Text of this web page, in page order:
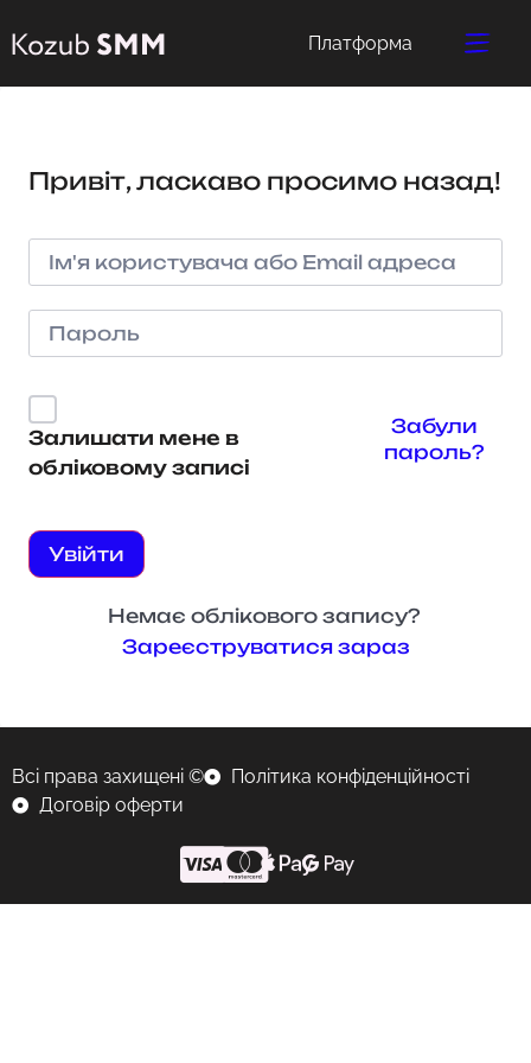
Платформа
Привіт, ласкаво просимо назад!
Залишати мене в
обліковому записі
Забули
пароль?
Увійти
Немає облікового запису?
Зареєструватися зараз
Всі права захищені ©
Політика конфіденційності
Договір оферти